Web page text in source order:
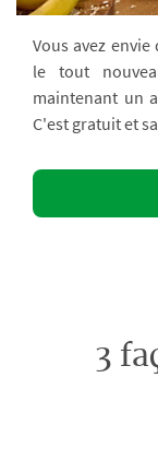
Vous avez
le tout
maintenant un
C'est gratuit et
3